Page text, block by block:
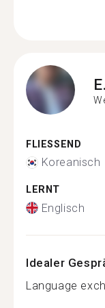
E.
FLIESSEND
Koreanisch
LERNT
Englisch
Idealer
Language